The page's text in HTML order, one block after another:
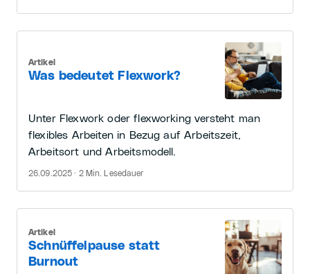
Was bedeutet Flexwork?
Artikel
Unter Flexwork oder flexworking versteht man
flexibles Arbeiten in Bezug auf Arbeitszeit,
Arbeitsort und Arbeitsmodell.
26.09.2025 · 2 Min. Lesedauer
Schnüffelpause statt
Burnout
Artikel